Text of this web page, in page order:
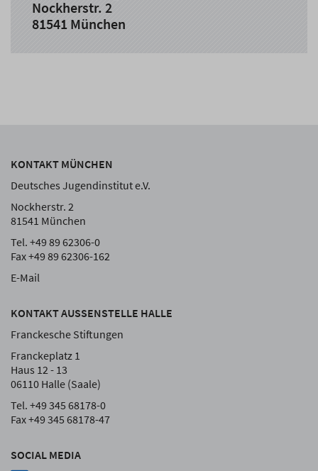
Nockherstr. 2
81541 München
SOCIAL MEDIA
KONTAKT MÜNCHEN
Deutsches Jugendinstitut e.V.
Nockherstr. 2
81541 München
Tel. +49 89 62306-0
Fax +49 89 62306-162
E-Mail
KONTAKT AUSSENSTELLE HALLE
Franckesche Stiftungen
Franckeplatz 1
Haus 12 - 13
06110 Halle (Saale)
Tel. +49 345 68178-0
Fax +49 345 68178-47